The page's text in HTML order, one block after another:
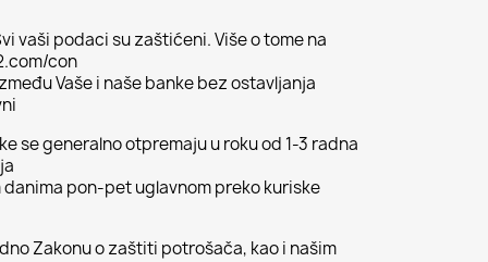
vaši podaci su zaštićeni. Više o tome na
con
Vaše i naše banke bez ostavljanja
se generalno otpremaju u roku od 1-3 radna
pon-pet uglavnom preko kuriske
Zakonu o zaštiti potrošača, kao i našim